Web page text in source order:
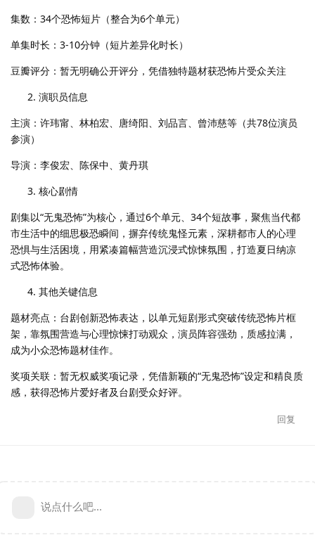
集数：34个恐怖短片（整合为6个单元）
单集时长：3-10分钟（短片差异化时长）
豆瓣评分：暂无明确公开评分，凭借独特题材获恐怖片受众关注
演职员信息
主演：许玮甯、林柏宏、唐绮阳、刘品言、曾沛慈等（共78位演员
参演）
导演：李俊宏、陈保中、黄丹琪
核心剧情
剧集以“无鬼恐怖”为核心，通过6个单元、34个短故事，聚焦当代都
市生活中的细思极恐瞬间，摒弃传统鬼怪元素，深耕都市人的心理
恐惧与生活困境，用紧凑篇幅营造沉浸式惊悚氛围，打造夏日纳凉
式恐怖体验。
其他关键信息
题材亮点：台剧创新恐怖表达，以单元短剧形式突破传统恐怖片框
架，靠氛围营造与心理惊悚打动观众，演员阵容强劲，质感拉满，
成为小众恐怖题材佳作。
奖项关联：暂无权威奖项记录，凭借新颖的“无鬼恐怖”设定和精良质
感，获得恐怖片爱好者及台剧受众好评。
回复
说点什么吧...